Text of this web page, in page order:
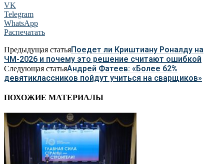
VK
Telegram
WhatsApp
Распечатать
Предыдущая статьяПоедет ли Криштиану Роналду на
ЧМ-2026 и почему это решение считают ошибкой
Следующая статьяАндрей Фатеев: «Более 62%
девятиклассников пойдут учиться на сварщиков»
ПОХОЖИЕ МАТЕРИАЛЫ